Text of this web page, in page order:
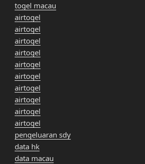
togel macau
airtogel
airtogel
airtogel
airtogel
airtogel
airtogel
airtogel
airtogel
airtogel
airtogel
pengeluaran sdy
data hk
data macau